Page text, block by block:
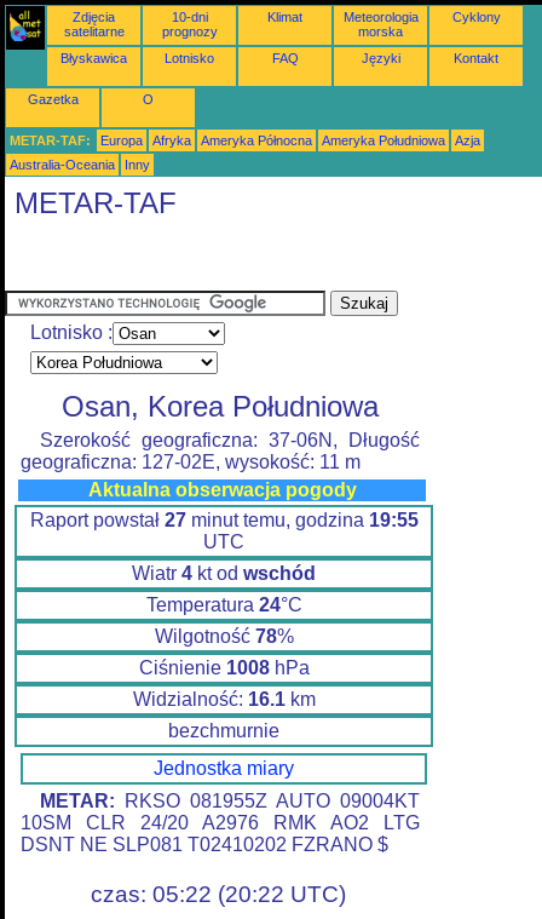
Zdjęcia
satelitarne
10-dni
prognozy
Klimat
Meteorologia
morska
Cyklony
Błyskawica Lotnisko FAQ Języki Kontakt
Gazetka O
METAR-TAF: Europa Afryka Ameryka Północna Ameryka Południowa
Azja
Australia-Oceania
Inny
METAR-TAF
Lotnisko :
Osan, Korea Południowa
Szerokość geograficzna: 37-06N, Długość
geograficzna: 127-02E, wysokość: 11 m
Aktualna obserwacja pogody
Raport powstał 27minut temu, godzina 19:55
UTC
Wiatr 4 kt od wschód
Temperatura 24°C
Wilgotność 78%
Ciśnienie 1008hPa
Widzialność: 16.1km
bezchmurnie
Jednostka miary
METAR: RKSO 081955Z AUTO 09004KT
10SM CLR 24/20 A2976 RMK AO2 LTG
DSNT NE SLP081 T02410202 FZRANO $
czas: 05:22 (20:22 UTC)